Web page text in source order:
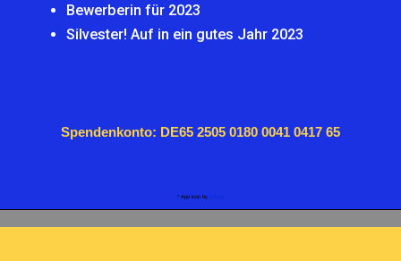
Bewerberin für 2023
Silvester! Auf in ein gutes Jahr 2023
Spendenkonto: DE65 2505 0180 0041 0417 65
* App icon by